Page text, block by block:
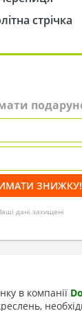
стрічка
дані захищені
в компанії